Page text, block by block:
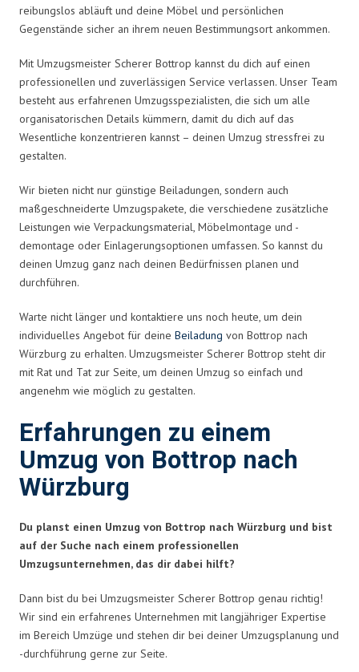
reibungslos abläuft und deine Möbel und persönlichen
Gegenstände sicher an ihrem neuen Bestimmungsort ankommen.
Mit Umzugsmeister Scherer Bottrop kannst du dich auf einen
professionellen und zuverlässigen Service verlassen. Unser Team
besteht aus erfahrenen Umzugsspezialisten, die sich um alle
organisatorischen Details kümmern, damit du dich auf das
Wesentliche konzentrieren kannst – deinen Umzug stressfrei zu
gestalten.
Wir bieten nicht nur günstige Beiladungen, sondern auch
maßgeschneiderte Umzugspakete, die verschiedene zusätzliche
Leistungen wie Verpackungsmaterial, Möbelmontage und -
demontage oder Einlagerungsoptionen umfassen. So kannst du
deinen Umzug ganz nach deinen Bedürfnissen planen und
durchführen.
Warte nicht länger und kontaktiere uns noch heute, um dein
individuelles Angebot für deine Beiladung von Bottrop nach
Würzburg zu erhalten. Umzugsmeister Scherer Bottrop steht dir
mit Rat und Tat zur Seite, um deinen Umzug so einfach und
angenehm wie möglich zu gestalten.
Erfahrungen zu einem
Umzug von Bottrop nach
Würzburg
Du planst einen Umzug von Bottrop nach Würzburg und bist
auf der Suche nach einem professionellen
Umzugsunternehmen, das dir dabei hilft?
Dann bist du bei Umzugsmeister Scherer Bottrop genau richtig!
Wir sind ein erfahrenes Unternehmen mit langjähriger Expertise
im Bereich Umzüge und stehen dir bei deiner Umzugsplanung und
-durchführung gerne zur Seite.